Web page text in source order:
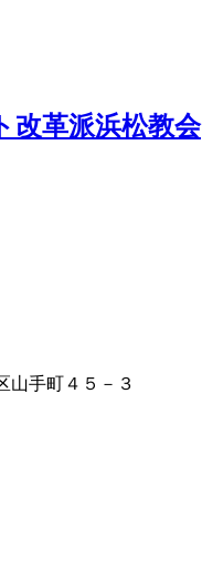
改革派浜松教会
山手町４５－３